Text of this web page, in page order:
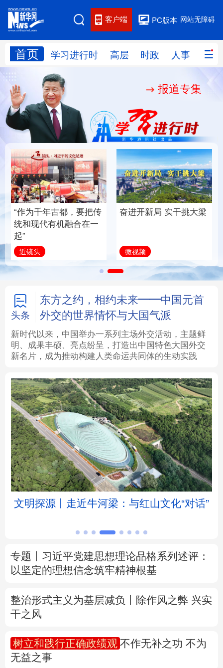
网站无障碍
PC版本
客户端
首页 学习进行时 高层 时政 人事 国际
网站地图
学习进行时 人事
国际 财经 网评
思客智库 全球连线 教育
科技 科创 量子 体育
文化 书画 健康 军事
访谈 视频 图片 政务
信息化 数字经济
学术中国 乡村振兴 银龄 溯源中国
城市 旅游 能源
彩票 娱乐 时尚 悦读
文化产业
地方频道
北京 天津 河北 山西
辽宁 吉林 上海 江苏
广东 广西 海南
四川 贵州 云南 西藏
陕西
新疆 内蒙古 黑龙江
报道专集
“作为千年古都，要把传
统和现代有机融合在一
起”
近镜头
奋进开新局 实干挑大梁
微视频
头条
东方之约，相约未来——中国元首
外交的世界情怀与大国气派
新时代以来，中国举办一系列主场外交活动，主题鲜
明、成果丰硕、亮点纷呈，打造出中国特色大国外交
新名片，成为推动构建人类命运共同体的生动实践
文明探源丨走近牛河梁：与红山文化“对话”
专题丨 习近平党建思想理论品格系列述评：
以坚定的理想信念筑牢精神根基
整治形式主义为基层减负丨除作风之弊 兴实
干之风
树立和践行正确政绩观 不作无补之功 不为
无益之事